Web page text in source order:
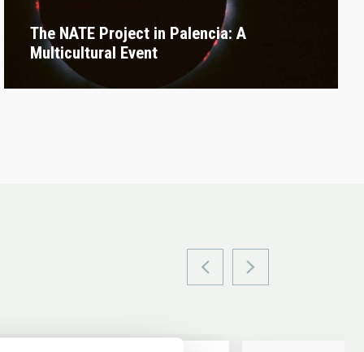
The NATE Project in Palencia: A
Multicultural Event